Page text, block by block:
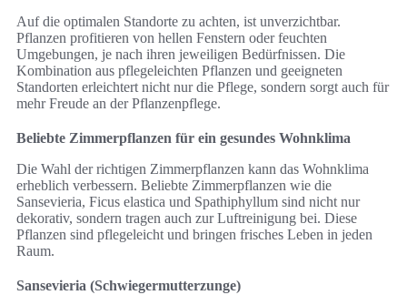
Auf die optimalen Standorte zu achten, ist unverzichtbar.
Pflanzen profitieren von hellen Fenstern oder feuchten
Umgebungen, je nach ihren jeweiligen Bedürfnissen. Die
Kombination aus pflegeleichten Pflanzen und geeigneten
Standorten erleichtert nicht nur die Pflege, sondern sorgt auch für
mehr Freude an der Pflanzenpflege.
Beliebte Zimmerpflanzen für ein gesundes Wohnklima
Die Wahl der richtigen Zimmerpflanzen kann das Wohnklima
erheblich verbessern. Beliebte Zimmerpflanzen wie die
Sansevieria, Ficus elastica und Spathiphyllum sind nicht nur
dekorativ, sondern tragen auch zur Luftreinigung bei. Diese
Pflanzen sind pflegeleicht und bringen frisches Leben in jeden
Raum.
Sansevieria (Schwiegermutterzunge)